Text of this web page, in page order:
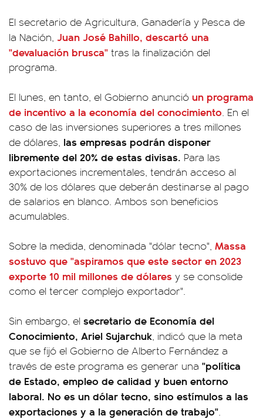
El secretario de Agricultura, Ganadería y Pesca de
la Nación, Juan José Bahillo, descartó una
"devaluación brusca" tras la finalización del
programa.
El lunes, en tanto, el Gobierno anunció un programa
de incentivo a la economía del conocimiento. En el
caso de las inversiones superiores a tres millones
de dólares, las empresas podrán disponer
libremente del 20% de estas divisas. Para las
exportaciones incrementales, tendrán acceso al
30% de los dólares que deberán destinarse al pago
de salarios en blanco. Ambos son beneficios
acumulables.
Sobre la medida, denominada "dólar tecno", Massa
sostuvo que "aspiramos que este sector en 2023
exporte 10 mil millones de dólares y se consolide
como el tercer complejo exportador".
Sin embargo, el secretario de Economía del
Conocimiento, Ariel Sujarchuk, indicó que la meta
que se fijó el Gobierno de Alberto Fernández a
través de este programa es generar una "política
de Estado, empleo de calidad y buen entorno
laboral. No es un dólar tecno, sino estímulos a las
exportaciones y a la generación de trabajo".